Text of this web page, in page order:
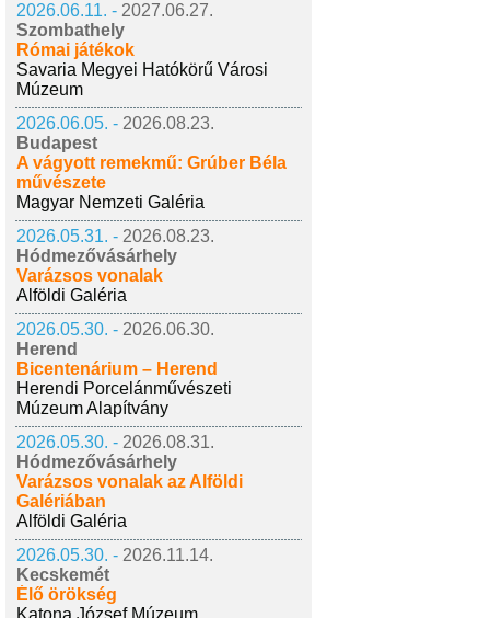
2026.06.11. - 2027.06.27.
Szombathely
Római játékok
Savaria Megyei Hatókörű Városi
Múzeum
2026.06.05. - 2026.08.23.
Budapest
A vágyott remekmű: Grúber Béla
művészete
Magyar Nemzeti Galéria
2026.05.31. - 2026.08.23.
Hódmezővásárhely
Varázsos vonalak
Alföldi Galéria
2026.05.30. - 2026.06.30.
Herend
Bicentenárium – Herend
Herendi Porcelánművészeti
Múzeum Alapítvány
2026.05.30. - 2026.08.31.
Hódmezővásárhely
Varázsos vonalak az Alföldi
Galériában
Alföldi Galéria
2026.05.30. - 2026.11.14.
Kecskemét
Élő örökség
Katona József Múzeum